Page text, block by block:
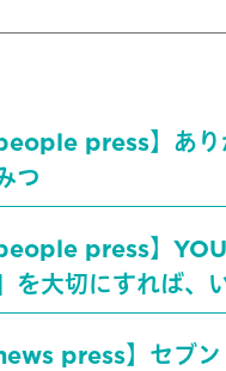
people press】あ
つ
people press】
を大切にすれば、
news press】セブ